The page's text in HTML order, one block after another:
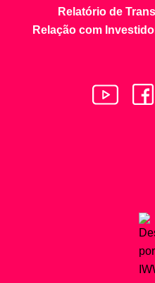
Relatório de
Relação com